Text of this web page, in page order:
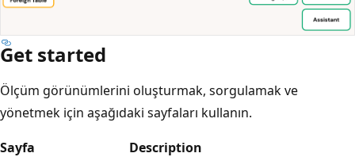
Get started
Ölçüm görünümlerini oluşturmak, sorgulamak ve
yönetmek için aşağıdaki sayfaları kullanın.
Sayfa
Description